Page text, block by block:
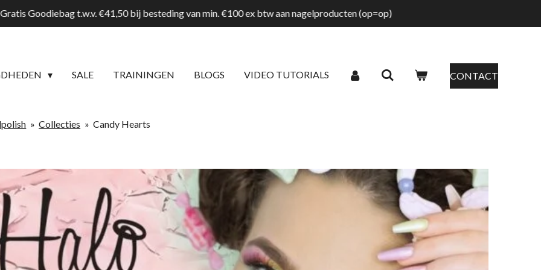
Goodiebag t.w.v. €41,50 bij besteding van min. €100 ex btw aan nagelproducten (op=op)
SALE TRAININGEN BLOGS VIDEO TUTORIALS CONTACT
» Collecties » Candy Hearts